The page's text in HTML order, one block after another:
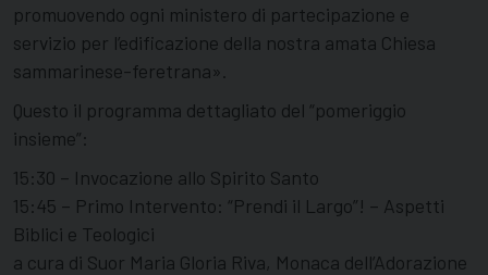
promuovendo ogni ministero di partecipazione e
servizio per l’edificazione della nostra amata Chiesa
sammarinese-feretrana».
Questo il programma dettagliato del “pomeriggio
insieme”:
15:30 – Invocazione allo Spirito Santo
15:45 – Primo Intervento: “Prendi il Largo”! – Aspetti
Biblici e Teologici
a cura di Suor Maria Gloria Riva, Monaca dell’Adorazione